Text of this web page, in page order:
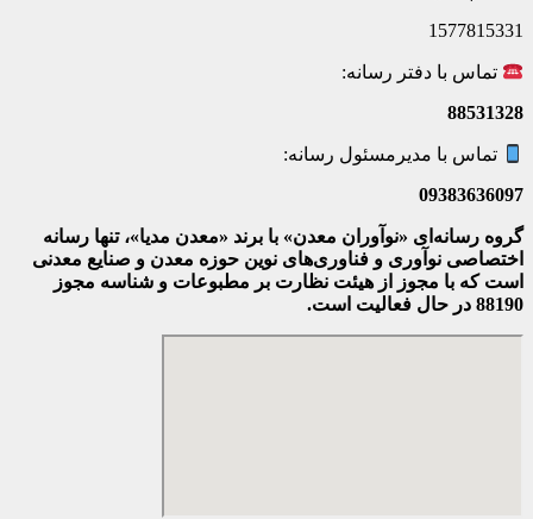
1577815331
تماس با دفتر رسانه:
88531328
تماس با مدیرمسئول رسانه:
09383636097
گروه رسانه‌ای «نوآوران معدن» با برند «معدن مدیا»، تنها رسانه
اختصاصی نوآوری و فناوری‌های نوین حوزه معدن و صنایع معدنی‌
است که با مجوز از هیئت نظارت بر مطبوعات و شناسه مجوز
88190 در حال فعالیت است.